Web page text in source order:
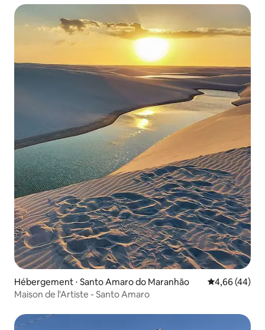
Hébergement ⋅ Santo Amaro do Maranhão Évaluation
4,66 (44)
Maison de l'Artiste - Santo Amaro